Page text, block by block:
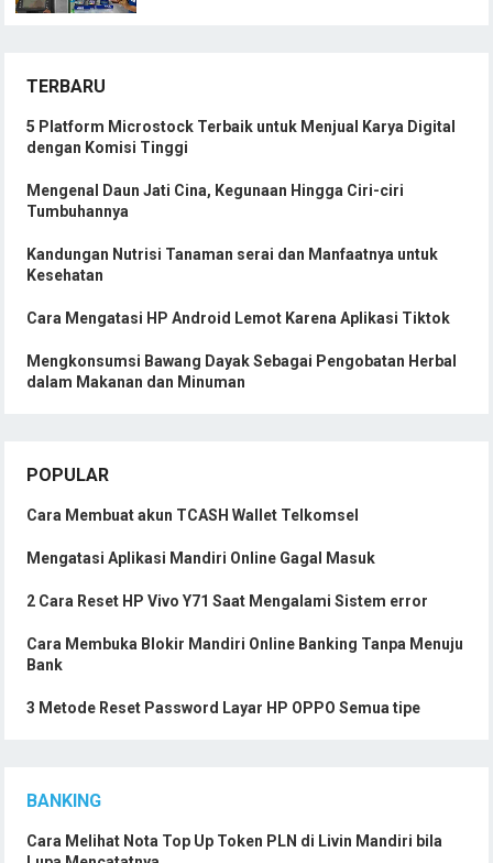
TERBARU
5 Platform Microstock Terbaik untuk Menjual Karya Digital
dengan Komisi Tinggi
Mengenal Daun Jati Cina, Kegunaan Hingga Ciri-ciri
Tumbuhannya
Kandungan Nutrisi Tanaman serai dan Manfaatnya untuk
Kesehatan
Cara Mengatasi HP Android Lemot Karena Aplikasi Tiktok
Mengkonsumsi Bawang Dayak Sebagai Pengobatan Herbal
dalam Makanan dan Minuman
POPULAR
Cara Membuat akun TCASH Wallet Telkomsel
Mengatasi Aplikasi Mandiri Online Gagal Masuk
2 Cara Reset HP Vivo Y71 Saat Mengalami Sistem error
Cara Membuka Blokir Mandiri Online Banking Tanpa Menuju
Bank
3 Metode Reset Password Layar HP OPPO Semua tipe
BANKING
Cara Melihat Nota Top Up Token PLN di Livin Mandiri bila